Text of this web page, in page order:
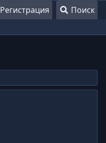
Регистрация Поиск